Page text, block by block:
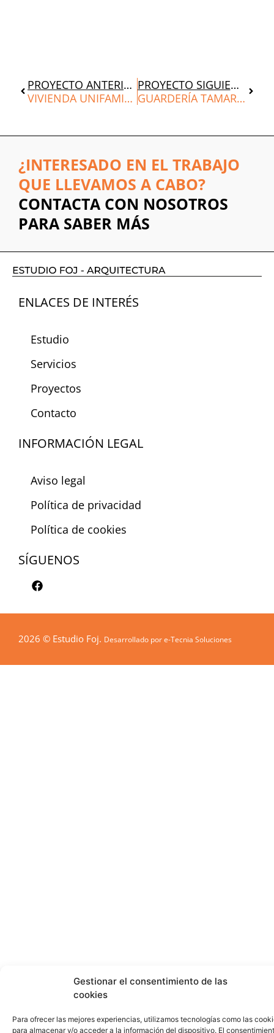
Gestionar el consentimiento de las
cookies
Para ofrecer las mejores experiencias, utilizamos tecnologías como las
para almacenar y/o acceder a la información del dispositivo. El
PROYECTO ANTERIOR
VIVIENDA UNIFAMILIAR LIRI
PROYECTO SIGUIENTE
GUARDERÍA TAMARITE DE LITERA
¿INTERESADO EN EL TRABAJO
QUE LLEVAMOS A CABO?
CONTACTA CON NOSOTROS
PARA SABER MÁS
ENLACES DE INTERÉS
Estudio
Servicios
Proyectos
Contacto
INFORMACIÓN LEGAL
Aviso legal
Política de privacidad
Política de cookies
SÍGUENOS
F
a
e
o
2026 © Estudio Foj. Desarrollado pore-Tecnia Soluciones